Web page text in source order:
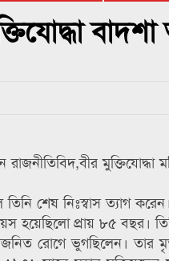
রিমান্ড চাইবে পুলিশ
মুক্তিযোদ্ধা
শেষ নিঃস্বাস ত্যাগ
হয়েছিলো প্রায় ৮৫ বছর।
রোগে ভুগছিলেন। তার